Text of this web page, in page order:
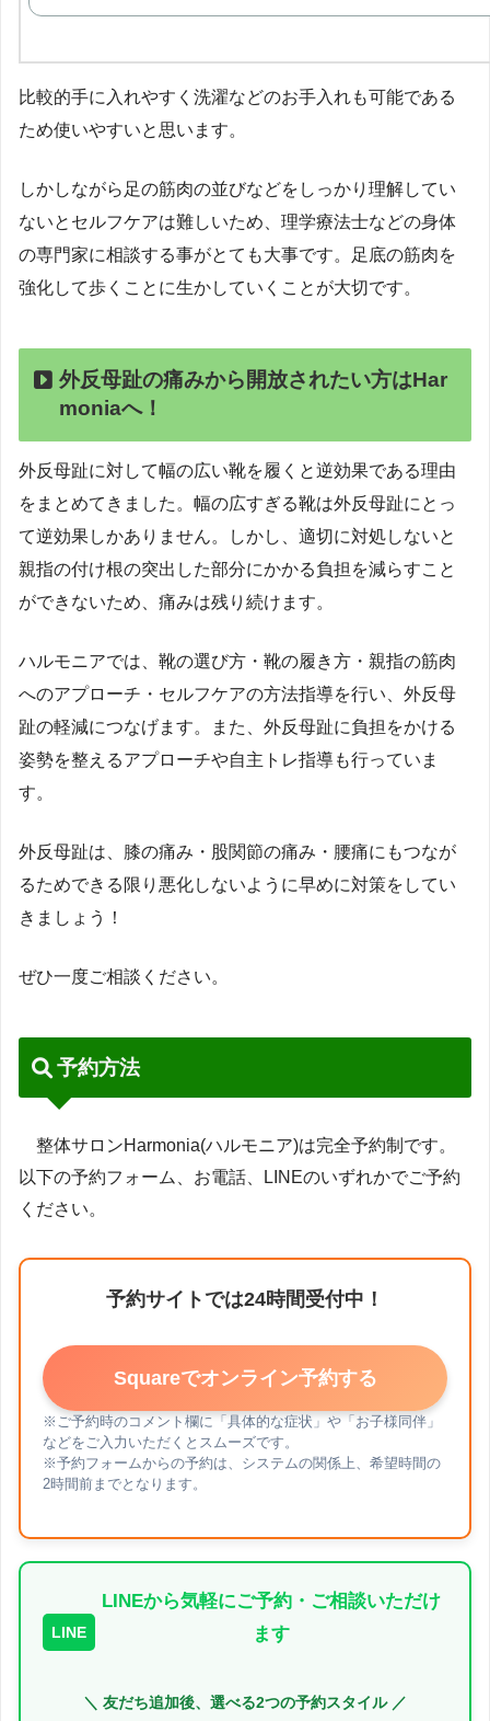
比較的手に入れやすく洗濯などのお手入れも可能である
ため使いやすいと思います。
しかしながら足の筋肉の並びなどをしっかり理解してい
ないとセルフケアは難しいため、理学療法士などの身体
の専門家に相談する事がとても大事です。足底の筋肉を
強化して歩くことに生かしていくことが大切です。
外反母趾の痛みから開放されたい方はHar
moniaへ！
外反母趾に対して幅の広い靴を履くと逆効果である理由
をまとめてきました。幅の広すぎる靴は外反母趾にとっ
て逆効果しかありません。しかし、適切に対処しないと
親指の付け根の突出した部分にかかる負担を減らすこと
ができないため、痛みは残り続けます。
ハルモニアでは、靴の選び方・靴の履き方・親指の筋肉
へのアプローチ・セルフケアの方法指導を行い、外反母
趾の軽減につなげます。また、外反母趾に負担をかける
姿勢を整えるアプローチや自主トレ指導も行っていま
す。
外反母趾は、膝の痛み・股関節の痛み・腰痛にもつなが
るためできる限り悪化しないように早めに対策をしてい
きましょう！
ぜひ一度ご相談ください。
予約方法
整体サロンHarmonia(ハルモニア)は完全予約制です。
以下の予約フォーム、お電話、LINEのいずれかでご予約
ください。
予約サイトでは24時間受付中！
Squareでオンライン予約する
※ご予約時のコメント欄に「具体的な症状」や「お子様同伴」
などをご入力いただくとスムーズです。
※予約フォームからの予約は、システムの関係上、希望時間の
2時間前までとなります。
LINE
LINEから気軽にご予約・ご相談いただけ
ます
＼ 友だち追加後、選べる2つの予約スタイル ／